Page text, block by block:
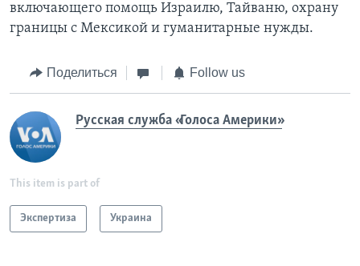
включающего помощь Израилю, Тайваню, охрану
границы с Мексикой и гуманитарные нужды.
Поделиться Follow us
Русская служба «Голоса Америки»
This item is part of
Экспертиза Украина